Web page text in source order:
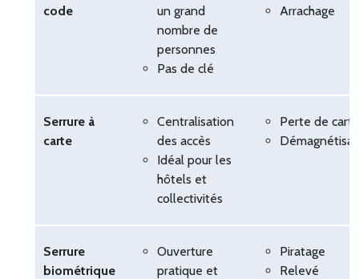
code
un grand
nombre de
personnes
Pas de clé
Arrachage
Serrure à
carte
Centralisation
des accès
Idéal pour les
hôtels et
collectivités
Perte de carte
Serrure
biométrique
Ouverture
pratique et
Piratage
Relevé